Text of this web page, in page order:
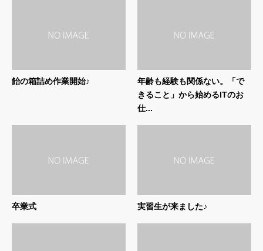
飴の箱詰め作業開始♪
年齢も経験も関係ない。「で
きること」から始めるITのお
仕...
卒業式 実習生が来ました♪